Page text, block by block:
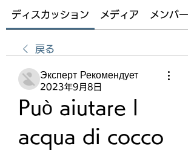
ディスカッション メディア メンバー
戻る
Эксперт Рекомендует
2023年9月8日
Può aiutare l
acqua di cocco